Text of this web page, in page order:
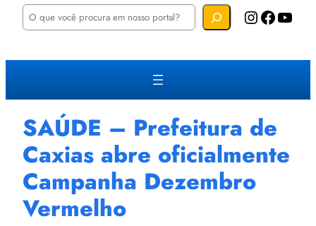
P
u
a
Instagram Facebook YouTube
SAÚDE – Prefeitura de
Caxias abre oficialmente
Campanha Dezembro
Vermelho